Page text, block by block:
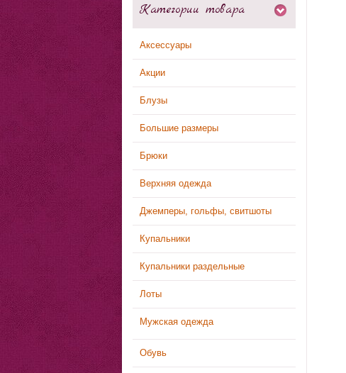
Категории товара
Аксессуары
Акции
Блузы
Большие размеры
Брюки
Верхняя одежда
Джемперы, гольфы, свитшоты
Купальники
Купальники раздельные
Лоты
Мужская одежда
Обувь